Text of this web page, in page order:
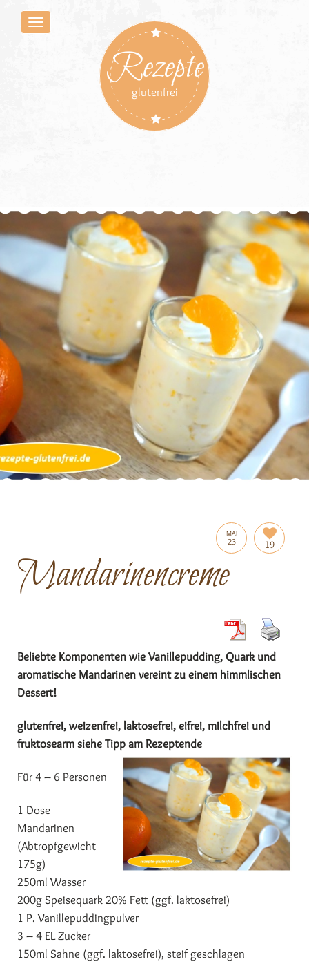
Rezepte
glutenfrei
MAI
23 19
Mandarinencreme
Beliebte Komponenten wie Vanillepudding, Quark und
aromatische Mandarinen vereint zu einem himmlischen
Dessert!
glutenfrei, weizenfrei, laktosefrei, eifrei, milchfrei und
fruktosearm siehe Tipp am Rezeptende
Für 4 – 6 Personen
1 Dose
Mandarinen
(Abtropfgewicht
175g)
250ml Wasser
200g Speisequark 20% Fett (ggf. laktosefrei)
1 P. Vanillepuddingpulver
3 – 4 EL Zucker
150ml Sahne (ggf. laktosefrei), steif geschlagen